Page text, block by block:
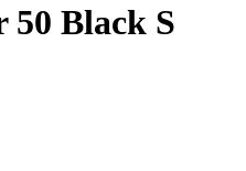
Black S